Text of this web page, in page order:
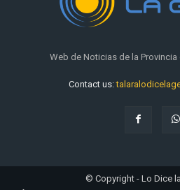
Web de Noticias de la Provincia
Contact us:
© Copyright - Lo Dice